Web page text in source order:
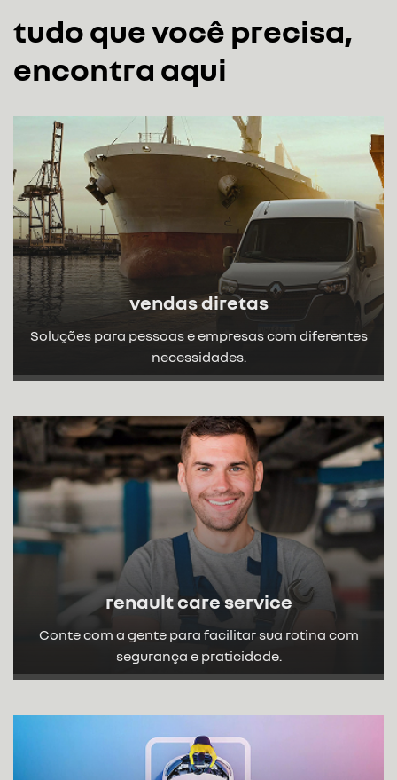
tudo que você precisa,
encontra aqui
vendas diretas
Soluções para pessoas e empresas com diferentes
necessidades.
renault care service
Conte com a gente para facilitar sua rotina com
segurança e praticidade.